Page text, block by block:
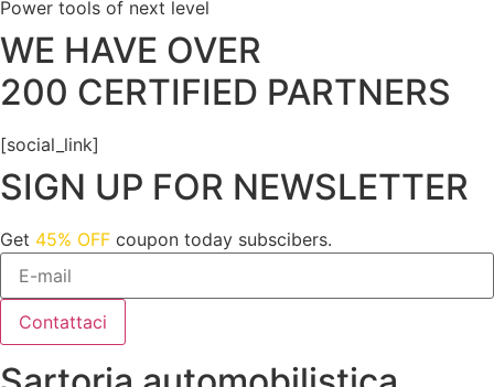
Power tools of next level
WE HAVE OVER
200 CERTIFIED PARTNERS
[social_link]
SIGN UP FOR NEWSLETTER
Get 45% OFF coupon today subscibers.